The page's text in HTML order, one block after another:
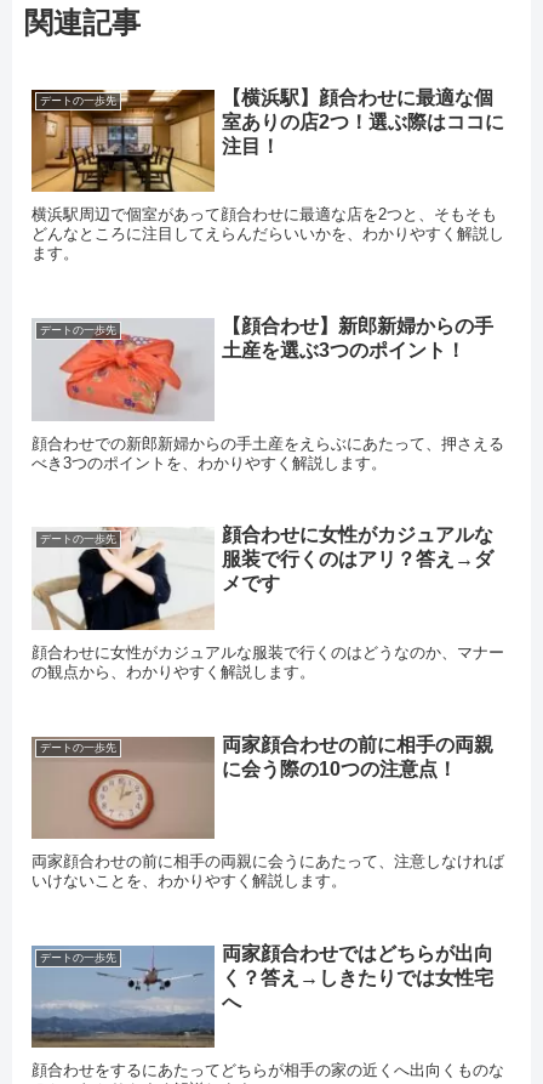
関連記事
デートの一歩先
【横浜駅】顔合わせに最適な個
室ありの店2つ！選ぶ際はココに
注目！
横浜駅周辺で個室があって顔合わせに最適な店を2つと、そもそも
どんなところに注目してえらんだらいいかを、わかりやすく解説し
ます。
デートの一歩先
【顔合わせ】新郎新婦からの手
土産を選ぶ3つのポイント！
顔合わせでの新郎新婦からの手土産をえらぶにあたって、押さえる
べき3つのポイントを、わかりやすく解説します。
デートの一歩先
顔合わせに女性がカジュアルな
服装で行くのはアリ？答え→ダ
メです
顔合わせに女性がカジュアルな服装で行くのはどうなのか、マナー
の観点から、わかりやすく解説します。
デートの一歩先
両家顔合わせの前に相手の両親
に会う際の10つの注意点！
両家顔合わせの前に相手の両親に会うにあたって、注意しなければ
いけないことを、わかりやすく解説します。
デートの一歩先
両家顔合わせではどちらが出向
く？答え→しきたりでは女性宅
へ
顔合わせをするにあたってどちらが相手の家の近くへ出向くものな